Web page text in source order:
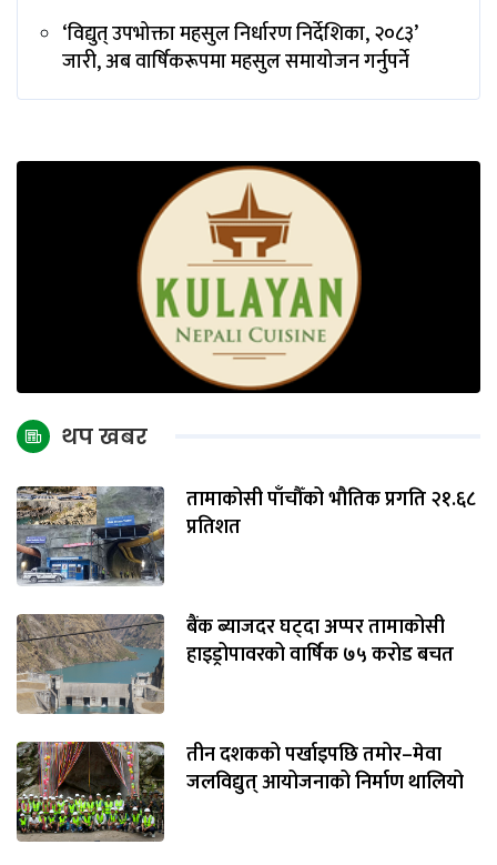
‘विद्युत् उपभोक्ता महसुल निर्धारण निर्देशिका, २०८३’
जारी, अब वार्षिकरूपमा महसुल समायोजन गर्नुपर्ने
थप खबर
तामाकोसी पाँचौँको भौतिक प्रगति २१.६८
प्रतिशत
बैंक ब्याजदर घट्दा अप्पर तामाकोसी
हाइड्रोपावरको वार्षिक ७५ करोड बचत
तीन दशकको पर्खाइपछि तमोर–मेवा
जलविद्युत् आयोजनाको निर्माण थालियो